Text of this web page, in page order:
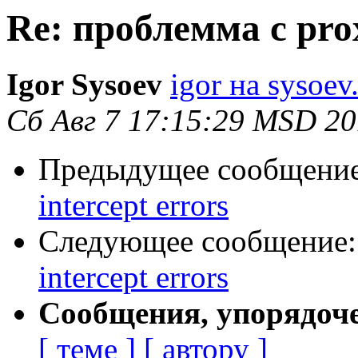
Re: проблемма с
Igor Sysoev igor на
Сб Авг 7 17:15:29 MSD
Предыдущее
intercept errors
Следующее
intercept errors
Сообщения,
[ теме ] [ автору ]